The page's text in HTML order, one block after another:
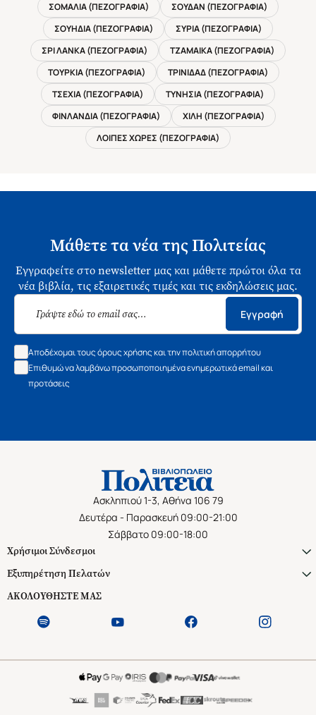
ΣΟΜΑΛΙΑ (ΠΕΖΟΓΡΑΦΙΑ)
ΣΟΥΔΑΝ (ΠΕΖΟΓΡΑΦΙΑ)
ΣΟΥΗΔΙΑ (ΠΕΖΟΓΡΑΦΙΑ)
ΣΥΡΙΑ (ΠΕΖΟΓΡΑΦΙΑ)
ΣΡΙ ΛΑΝΚΑ (ΠΕΖΟΓΡΑΦΙΑ)
ΤΖΑΜΑΙΚΑ (ΠΕΖΟΓΡΑΦΙΑ)
ΤΟΥΡΚΙΑ (ΠΕΖΟΓΡΑΦΙΑ)
ΤΡΙΝΙΔΑΔ (ΠΕΖΟΓΡΑΦΙΑ)
ΤΣΕΧΙΑ (ΠΕΖΟΓΡΑΦΙΑ)
ΤΥΝΗΣΙΑ (ΠΕΖΟΓΡΑΦΙΑ)
ΦΙΝΛΑΝΔΙΑ (ΠΕΖΟΓΡΑΦΙΑ)
ΧΙΛΗ (ΠΕΖΟΓΡΑΦΙΑ)
ΛΟΙΠΕΣ ΧΩΡΕΣ (ΠΕΖΟΓΡΑΦΙΑ)
Μάθετε τα νέα της Πολιτείας
Εγγραφείτε στο newsletter μας και μάθετε πρώτοι όλα τα
νέα βιβλία, τις εξαιρετικές τιμές και τις εκδηλώσεις μας.
Εγγραφή
Αποδέχομαι τους όρους χρήσης και την πολιτική απορρήτου
Επιθυμώ να λαμβάνω προσωποποιημένα ενημερωτικά email και
προτάσεις
Ασκληπιού 1-3, Αθήνα 106 79
Δευτέρα - Παρασκευή 09:00-21:00
Σάββατο 09:00-18:00
Χρήσιμοι Σύνδεσμοι
Εξυπηρέτηση Πελατών
ΑΚΟΛΟΥΘΗΣΤΕ ΜΑΣ